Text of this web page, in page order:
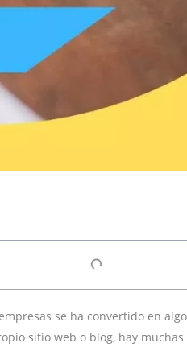
se ha convertido en
sitio web o blog, hay